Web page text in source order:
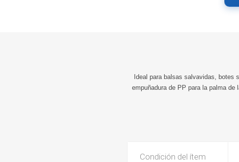
Ideal para balsas salvavidas, botes
empuñadura de PP para la palma
Condición del ítem